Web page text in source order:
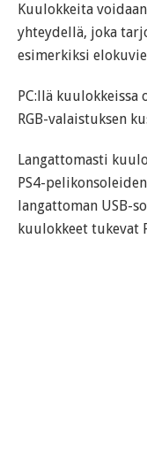
Kuulokkeita
yhteydellä, joka
esimerkiksi
PC:llä kuulokkeissa
RGB-valaistuksen
Langattomasti
PS4-
langattoman USB-
kuulokkeet tukevat